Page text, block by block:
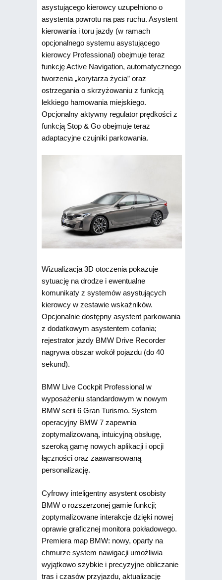
asystującego kierowcy uzupełniono o
asystenta powrotu na pas ruchu. Asystent
kierowania i toru jazdy (w ramach
opcjonalnego systemu asystującego
kierowcy Professional) obejmuje teraz
funkcję Active Navigation, automatycznego
tworzenia „korytarza życia” oraz
ostrzegania o skrzyżowaniu z funkcją
lekkiego hamowania miejskiego.
Opcjonalny aktywny regulator prędkości z
funkcją Stop & Go obejmuje teraz
adaptacyjne czujniki parkowania.
Wizualizacja 3D otoczenia pokazuje
sytuację na drodze i ewentualne
komunikaty z systemów asystujących
kierowcy w zestawie wskaźników.
Opcjonalnie dostępny asystent parkowania
z dodatkowym asystentem cofania;
rejestrator jazdy BMW Drive Recorder
nagrywa obszar wokół pojazdu (do 40
sekund).
BMW Live Cockpit Professional w
wyposażeniu standardowym w nowym
BMW serii 6 Gran Turismo. System
operacyjny BMW 7 zapewnia
zoptymalizowaną, intuicyjną obsługę,
szeroką gamę nowych aplikacji i opcji
łączności oraz zaawansowaną
personalizację.
Cyfrowy inteligentny asystent osobisty
BMW o rozszerzonej gamie funkcji;
zoptymalizowane interakcje dzięki nowej
oprawie graficznej monitora pokładowego.
Premiera map BMW: nowy, oparty na
chmurze system nawigacji umożliwia
wyjątkowo szybkie i precyzyjne obliczanie
tras i czasów przyjazdu, aktualizację